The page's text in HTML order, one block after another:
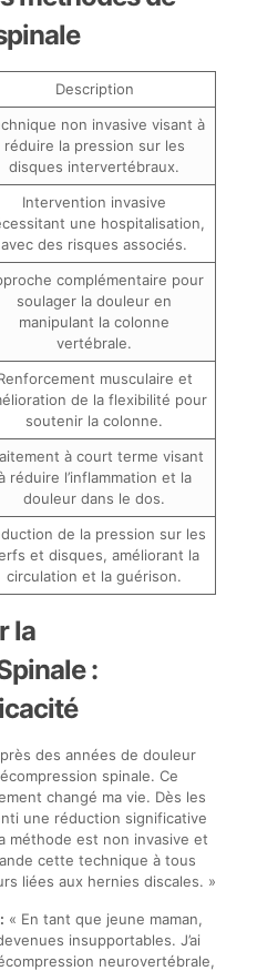
Description
non invasive visant à
réduire la pression sur les
disques intervertébraux.
Intervention invasive
une hospitalisation,
avec des risques associés.
complémentaire pour
soulager la douleur en
manipulant la colonne
vertébrale.
musculaire et
de la flexibilité pour
soutenir la colonne.
à court terme visant
réduire l’inflammation et la
douleur dans le dos.
de la pression sur les
et disques, améliorant la
circulation et la guérison.
la
:
des années de douleur
spinale. Ce
changé ma vie. Dès les
une réduction significative
méthode est non invasive et
cette technique à tous
liées aux hernies discales. »
« En tant que jeune maman,
insupportables. J’ai
neurovertébrale,